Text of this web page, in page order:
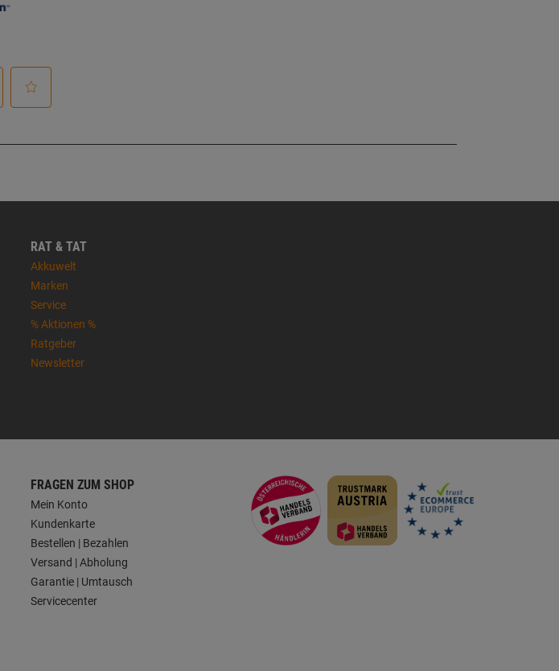
RAT & TAT
Akkuwelt
Marken
Service
% Aktionen %
Ratgeber
Newsletter
FRAGEN ZUM SHOP
Mein Konto
Kundenkarte
Bestellen | Bezahlen
Versand | Abholung
Garantie | Umtausch
Servicecenter